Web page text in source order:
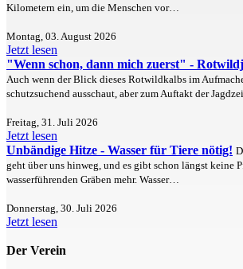
Kilometern ein, um die Menschen vor…
Montag, 03. August 2026
Jetzt lesen
"Wenn schon, dann mich zuerst" -
Auch wenn der Blick dieses Rotwildkalbs im
schutzsuchend ausschaut, aber zum Auftakt der
Freitag, 31. Juli 2026
Jetzt lesen
Unbändige Hitze - Wasser für Tiere nötig!
geht über uns hinweg, und es gibt schon längst keine
wasserführenden Gräben mehr. Wasser…
Donnerstag, 30. Juli 2026
Jetzt lesen
Der Verein